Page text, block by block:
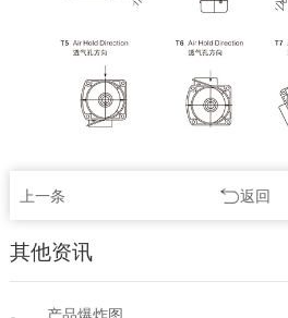
上一条 返回
其他资讯